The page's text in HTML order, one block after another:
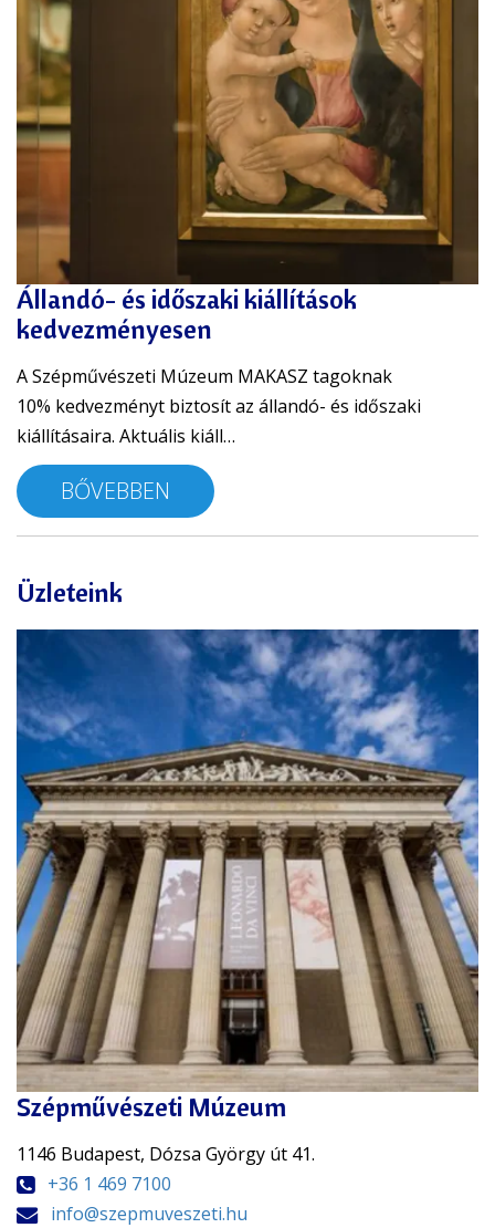
Állandó- és időszaki kiállítások
kedvezményesen
A Szépművészeti Múzeum MAKASZ tagoknak
10% kedvezményt biztosít az állandó- és időszaki
kiállításaira. Aktuális kiáll…
BŐVEBBEN
Üzleteink
Szépművészeti Múzeum
1146 Budapest, Dózsa György út 41.
+36 1 469 7100
info@szepmuveszeti.hu